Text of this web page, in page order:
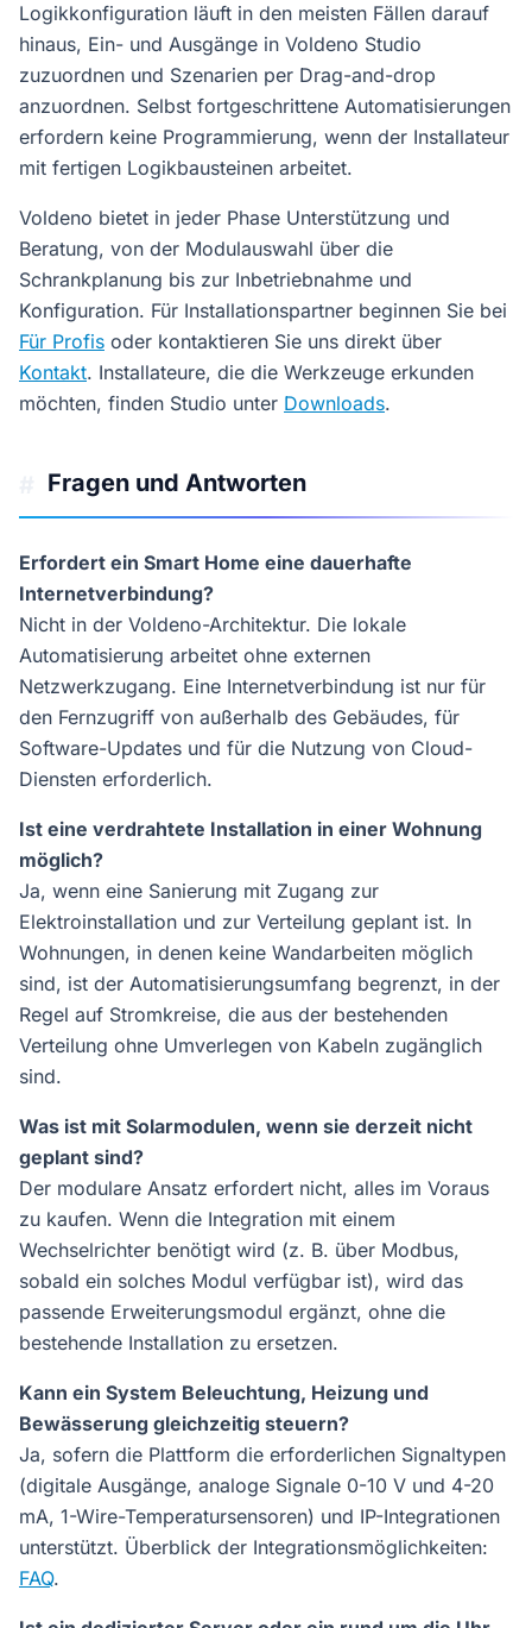
Logikkonfiguration läuft in den meisten Fällen darauf
hinaus, Ein- und Ausgänge in Voldeno Studio
zuzuordnen und Szenarien per Drag-and-drop
anzuordnen. Selbst fortgeschrittene Automatisierungen
erfordern keine Programmierung, wenn der Installateur
mit fertigen Logikbausteinen arbeitet.
Voldeno bietet in jeder Phase Unterstützung und
Beratung, von der Modulauswahl über die
Schrankplanung bis zur Inbetriebnahme und
Konfiguration. Für Installationspartner beginnen Sie bei
Für Profis oder kontaktieren Sie uns direkt über
Kontakt. Installateure, die die Werkzeuge erkunden
möchten, finden Studio unter Downloads.
Fragen und Antworten
Erfordert ein Smart Home eine dauerhafte
Internetverbindung?
Nicht in der Voldeno-Architektur. Die lokale
Automatisierung arbeitet ohne externen
Netzwerkzugang. Eine Internetverbindung ist nur für
den Fernzugriff von außerhalb des Gebäudes, für
Software-Updates und für die Nutzung von Cloud-
Diensten erforderlich.
Ist eine verdrahtete Installation in einer Wohnung
möglich?
Ja, wenn eine Sanierung mit Zugang zur
Elektroinstallation und zur Verteilung geplant ist. In
Wohnungen, in denen keine Wandarbeiten möglich
sind, ist der Automatisierungsumfang begrenzt, in der
Regel auf Stromkreise, die aus der bestehenden
Verteilung ohne Umverlegen von Kabeln zugänglich
sind.
Was ist mit Solarmodulen, wenn sie derzeit nicht
geplant sind?
Der modulare Ansatz erfordert nicht, alles im Voraus
zu kaufen. Wenn die Integration mit einem
Wechselrichter benötigt wird (z. B. über Modbus,
sobald ein solches Modul verfügbar ist), wird das
passende Erweiterungsmodul ergänzt, ohne die
bestehende Installation zu ersetzen.
Kann ein System Beleuchtung, Heizung und
Bewässerung gleichzeitig steuern?
Ja, sofern die Plattform die erforderlichen Signaltypen
(digitale Ausgänge, analoge Signale 0-10 V und 4-20
mA, 1-Wire-Temperatursensoren) und IP-Integrationen
unterstützt. Überblick der Integrationsmöglichkeiten:
FAQ.